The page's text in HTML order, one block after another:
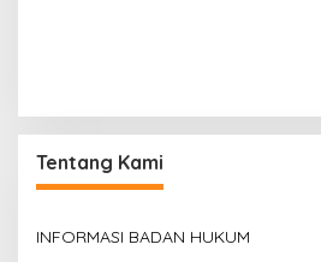
Tentang Kami
INFORMASI BADAN HUKUM